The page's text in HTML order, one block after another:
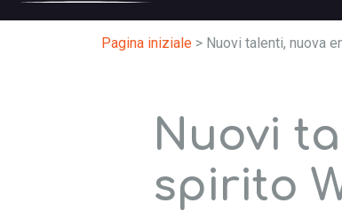
Pagina iniziale > Nuovi talenti, nuova
Nuovi
spirito